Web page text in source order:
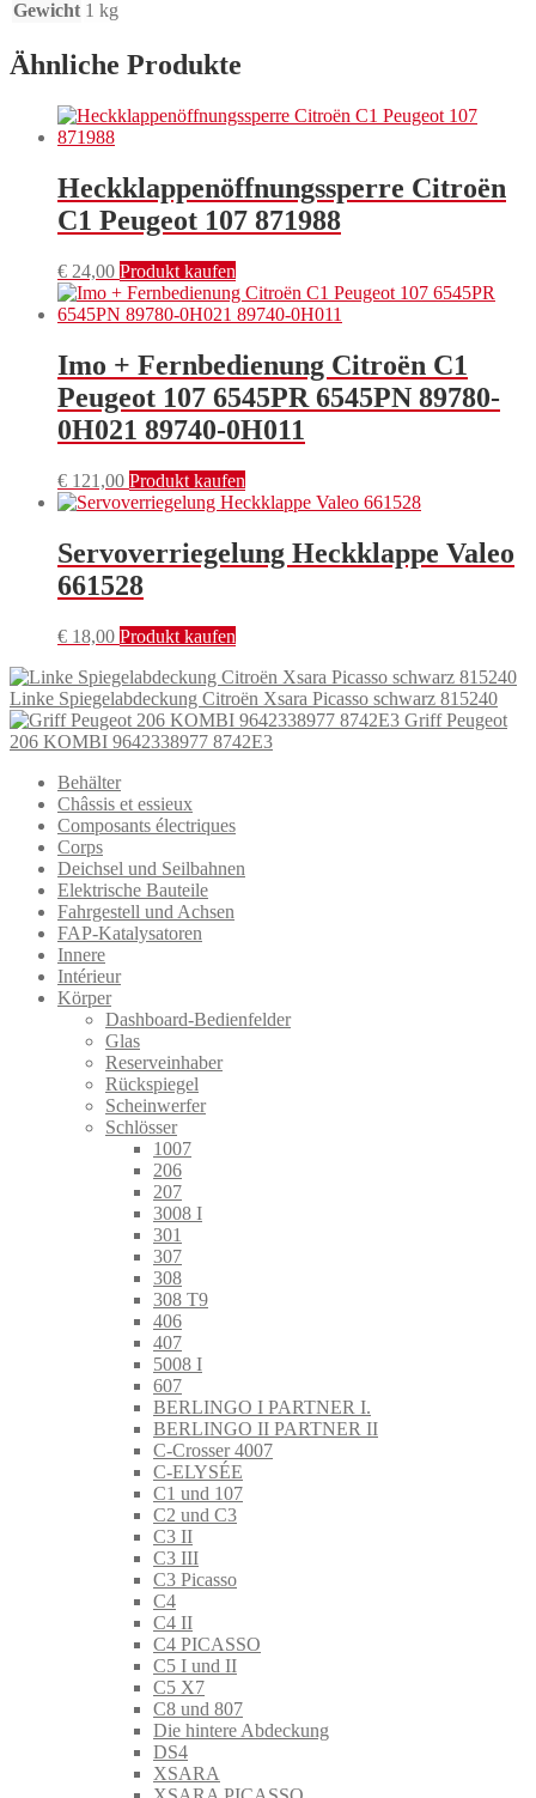
Gewicht 1 kg
Ähnliche Produkte
Heckklappenöffnungssperre Citroën
C1 Peugeot 107 871988
€ 24,00 Produkt kaufen
Imo + Fernbedienung Citroën C1
Peugeot 107 6545PR 6545PN 89780-
0H021 89740-0H011
€ 121,00 Produkt kaufen
Servoverriegelung Heckklappe Valeo
661528
€ 18,00 Produkt kaufen
Linke Spiegelabdeckung Citroën Xsara Picasso schwarz 815240
Griff Peugeot
206 KOMBI 9642338977 8742E3
Behälter
Châssis et essieux
Composants électriques
Corps
Deichsel und Seilbahnen
Elektrische Bauteile
Fahrgestell und Achsen
FAP-Katalysatoren
Innere
Intérieur
Körper
Dashboard-Bedienfelder
Glas
Reserveinhaber
Rückspiegel
Scheinwerfer
Schlösser
1007
206
207
3008 I
301
307
308
308 T9
406
407
5008 I
607
BERLINGO I PARTNER I.
BERLINGO II PARTNER II
C-Crosser 4007
C-ELYSÉE
C1 und 107
C2 und C3
C3 II
C3 III
C3 Picasso
C4
C4 II
C4 PICASSO
C5 I und II
C5 X7
C8 und 807
Die hintere Abdeckung
DS4
XSARA